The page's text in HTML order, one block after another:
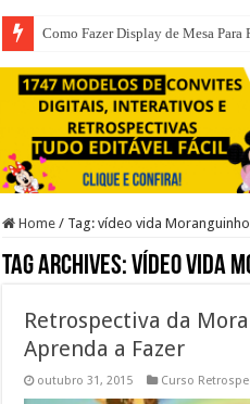
Como Fazer Display de Mesa Para
Home / Tag:vídeo vida
Tag Archives:vídeo vida
Retrospectiva da
Aprenda a Fazer
outubro 31, 2015 Curso